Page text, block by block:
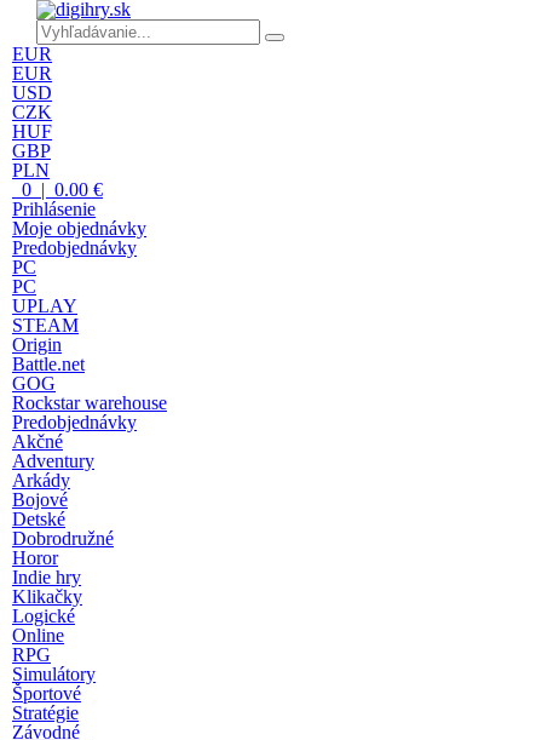
EUR
EUR
USD
CZK
HUF
GBP
PLN
0 | 0.00 €
Prihlásenie
Moje objednávky
Predobjednávky
PC
PC
UPLAY
STEAM
Origin
Battle.net
GOG
Rockstar warehouse
Predobjednávky
Akčné
Adventury
Arkády
Bojové
Detské
Dobrodružné
Horor
Indie hry
Klikačky
Logické
Online
RPG
Simulátory
Športové
Stratégie
Závodné